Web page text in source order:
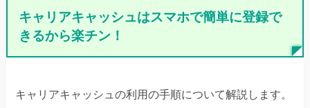
キャリアキャッシュはスマホで簡単に登録で
きるから楽チン！
キャリアキャッシュの利用の手順について解説します。